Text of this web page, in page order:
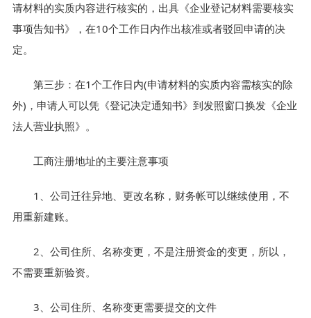
请材料的实质内容进行核实的，出具《企业登记材料需要核实
事项告知书》，在10个工作日内作出核准或者驳回申请的决
定。
第三步：在1个工作日内(申请材料的实质内容需核实的除
外)，申请人可以凭《登记决定通知书》到发照窗口换发《企业
法人营业执照》。
工商注册地址的主要注意事项
1、公司迁往异地、更改名称，财务帐可以继续使用，不
用重新建账。
2、公司住所、名称变更，不是注册资金的变更，所以，
不需要重新验资。
3、公司住所、名称变更需要提交的文件